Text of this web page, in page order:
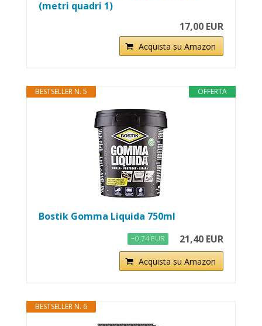
(metri quadri 1)
17,00 EUR
Acquista su Amazon
OFFERTA
BESTSELLER N. 5
Bostik Gomma Liquida 750ml
−0,74 EUR 21,40 EUR
Acquista su Amazon
BESTSELLER N. 6